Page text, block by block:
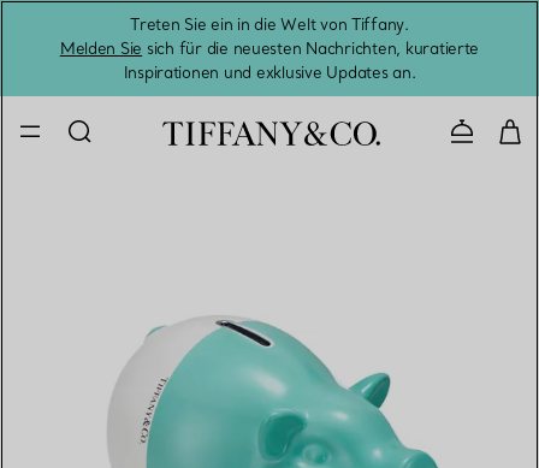
Treten Sie ein in die Welt von Tiffany.
Melden Sie sich für die neuesten Nachrichten, kuratierte
Inspirationen und exklusive Updates an.